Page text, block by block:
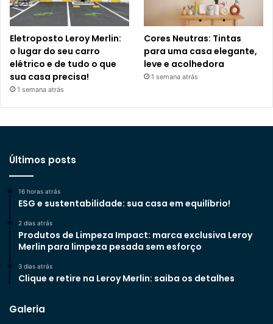
Eletroposto Leroy Merlin:
o lugar do seu carro
elétrico e de tudo o que
sua casa precisa!
1 semana atrás
Cores Neutras: Tintas
para uma casa elegante,
leve e acolhedora
1 semana atrás
Últimos posts
16 horas atrás
ESG e sustentabilidade: sua casa em equilíbrio!
2 dias atrás
Produtos de Limpeza Impact: marca exclusiva Leroy
Merlin para limpeza pesada sem esforço
3 dias atrás
Clique e retire na Leroy Merlin: saiba os detalhes
Galeria